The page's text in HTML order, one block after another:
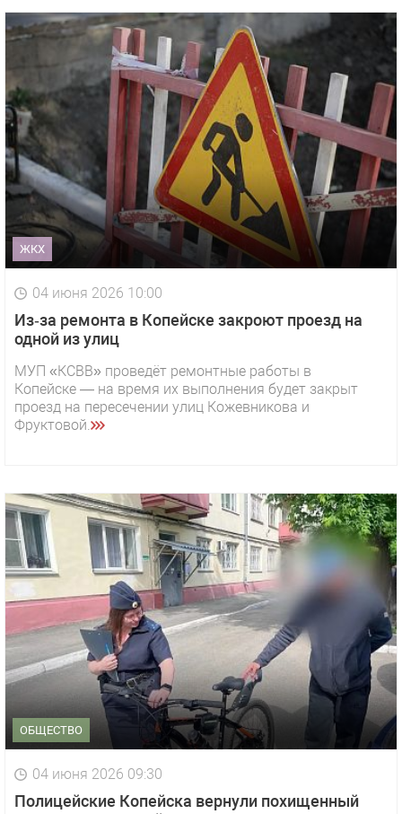
ЖКХ
04 июня 2026 10:00
Из‑за ремонта в Копейске закроют проезд на
одной из улиц
МУП «КСВВ» проведёт ремонтные работы в
Копейске — на время их выполнения будет закрыт
проезд на пересечении улиц Кожевникова и
Фруктовой.
ОБЩЕСТВО
04 июня 2026 09:30
Полицейские Копейска вернули похищенный